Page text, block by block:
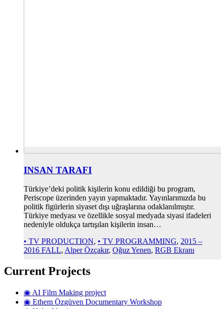
INSAN TARAFI
Türkiye’deki politik kişilerin konu edildiği bu program,
Periscope üzerinden yayın yapmaktadır. Yayınlarımızda bu
politik figürlerin siyaset dışı uğraşlarına odaklanılmıştır.
Türkiye medyası ve özellikle sosyal medyada siyasi ifadeleri
nedeniyle oldukça tartışılan kişilerin insan…
• TV PRODUCTION, • TV PROGRAMMING, 2015 –
2016 FALL, Alper Özçakır, Oğuz Yenen, RGB Ekranı
Current Projects
◉ AI Film Making project
◉ Ethem Özgüven Documentary Workshop